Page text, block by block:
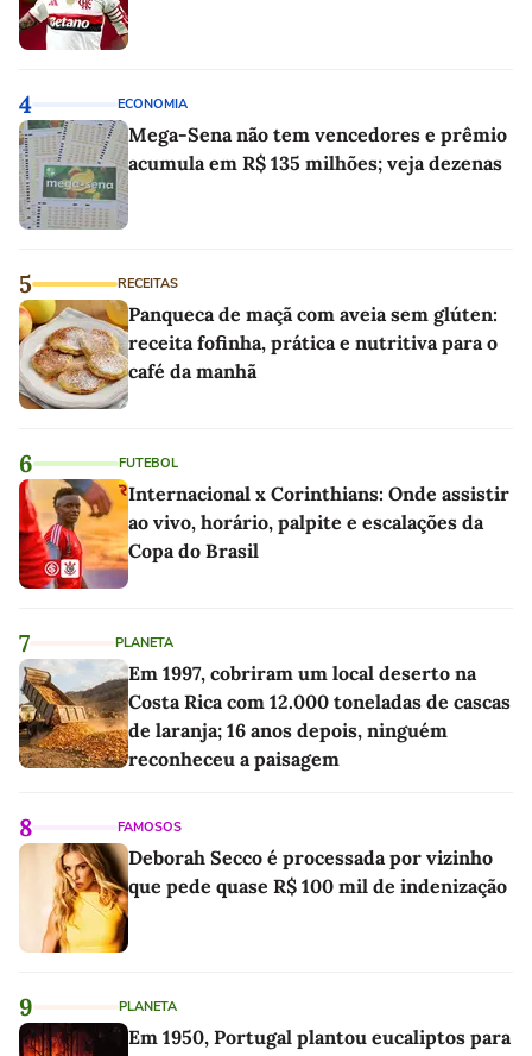
4 ECONOMIA
Mega-Sena não tem vencedores e prêmio
acumula em R$ 135 milhões; veja dezenas
5 RECEITAS
Panqueca de maçã com aveia sem glúten:
receita fofinha, prática e nutritiva para o
café da manhã
6 FUTEBOL
Internacional x Corinthians: Onde assistir
ao vivo, horário, palpite e escalações da
Copa do Brasil
7 PLANETA
Em 1997, cobriram um local deserto na
Costa Rica com 12.000 toneladas de cascas
de laranja; 16 anos depois, ninguém
reconheceu a paisagem
8 FAMOSOS
Deborah Secco é processada por vizinho
que pede quase R$ 100 mil de indenização
9 PLANETA
Em 1950, Portugal plantou eucaliptos para